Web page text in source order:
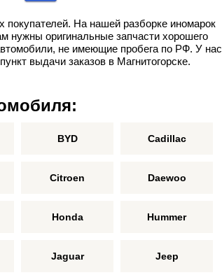
На нашей разборке иномарок
нужны оригинальные запчасти хорошего
не имеющие пробега по РФ. У нас
выдачи заказов в Магнитогорске.
BYD Cadillac
Citroen Daewoo
Honda Hummer
Jaguar Jeep